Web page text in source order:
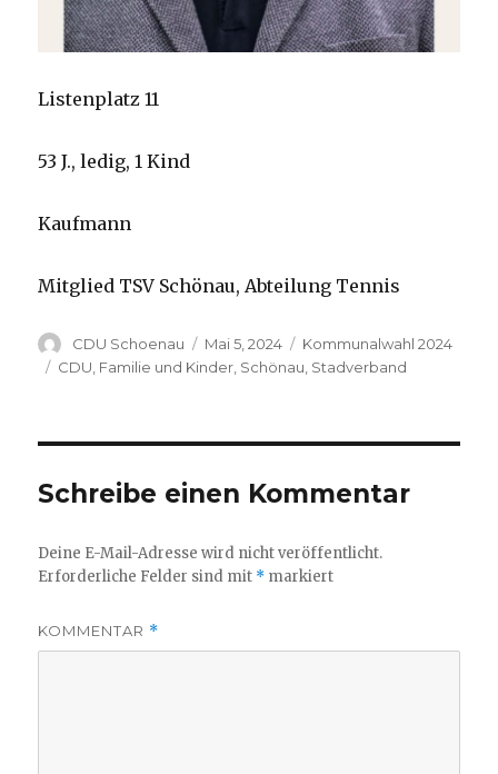
Listenplatz 11
53 J., ledig, 1 Kind
Kaufmann
Mitglied TSV Schönau, Abteilung Tennis
Autor
CDU Schoenau
Veröffentlicht
am
Mai 5, 2024 Kategorien
Kommunalwahl 2024
Schlagwörter
CDU, Familie und Kinder, Schönau, Stadverband
Schreibe einen Kommentar
Deine E-Mail-Adresse wird nicht veröffentlicht.
Erforderliche Felder sind mit * markiert
KOMMENTAR *